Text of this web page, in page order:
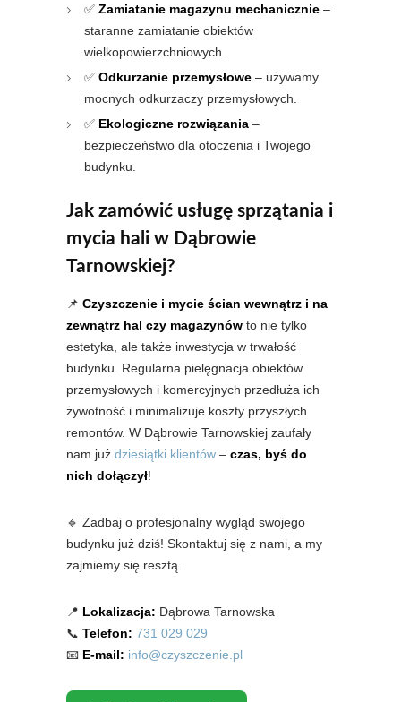
✅ Zamiatanie magazynu mechanicznie –
staranne zamiatanie obiektów
wielkopowierzchniowych.
✅ Odkurzanie przemysłowe – używamy
mocnych odkurzaczy przemysłowych.
✅ Ekologiczne rozwiązania –
bezpieczeństwo dla otoczenia i Twojego
budynku.
Jak zamówić usługę sprzątania i
mycia hali w Dąbrowie
Tarnowskiej?
📌 Czyszczenie i mycie ścian wewnątrz i na
zewnątrz hal czy magazynów to nie tylko
estetyka, ale także inwestycja w trwałość
budynku. Regularna pielęgnacja obiektów
przemysłowych i komercyjnych przedłuża ich
żywotność i minimalizuje koszty przyszłych
remontów. W Dąbrowie Tarnowskiej zaufały
nam już dziesiątki klientów – czas, byś do
nich dołączył!
🔹 Zadbaj o profesjonalny wygląd swojego
budynku już dziś! Skontaktuj się z nami, a my
zajmiemy się resztą.
📍 Lokalizacja: Dąbrowa Tarnowska
📞 Telefon: 731 029 029
📧 E-mail: info@czyszczenie.pl